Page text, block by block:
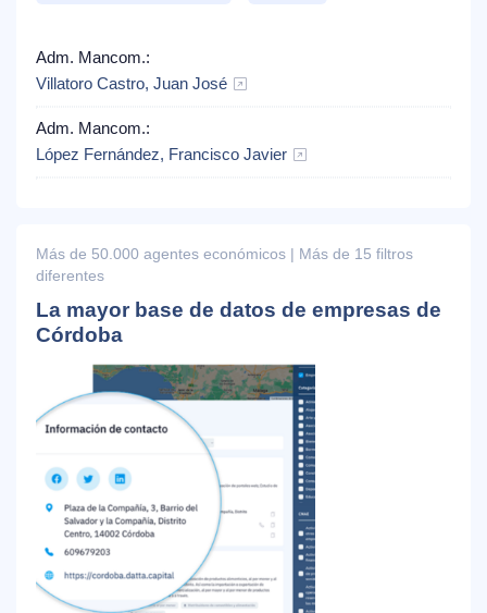
Adm. Mancom.:
Villatoro Castro, Juan José
Adm. Mancom.:
López Fernández, Francisco Javier
Más de 50.000 agentes económicos | Más de 15 filtros
diferentes
La mayor base de datos de empresas de
Córdoba